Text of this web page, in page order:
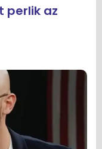
perlik az